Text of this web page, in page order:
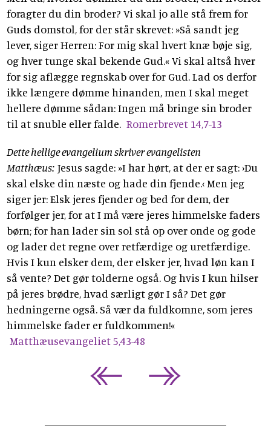
foragter du din broder? Vi skal jo alle stå frem for
Guds domstol, for der står skrevet: »Så sandt jeg
lever, siger Herren: For mig skal hvert knæ bøje sig,
og hver tunge skal bekende Gud.« Vi skal altså hver
for sig aflægge regnskab over for Gud. Lad os derfor
ikke længere dømme hinanden, men I skal meget
hellere dømme sådan: Ingen må bringe sin broder
til at snuble eller falde. Romerbrevet 14,7-13
Dette hellige evangelium skriver evangelisten
Matthæus: Jesus sagde: »I har hørt, at der er sagt: ›Du
skal elske din næste og hade din fjende.‹ Men jeg
siger jer: Elsk jeres fjender og bed for dem, der
forfølger jer, for at I må være jeres himmelske faders
børn; for han lader sin sol stå op over onde og gode
og lader det regne over retfærdige og uretfærdige.
Hvis I kun elsker dem, der elsker jer, hvad løn kan I
så vente? Det gør tolderne også. Og hvis I kun hilser
på jeres brødre, hvad særligt gør I så? Det gør
hedningerne også. Så vær da fuldkomne, som jeres
himmelske fader er fuldkommen!«
Matthæusevangeliet 5,43-48